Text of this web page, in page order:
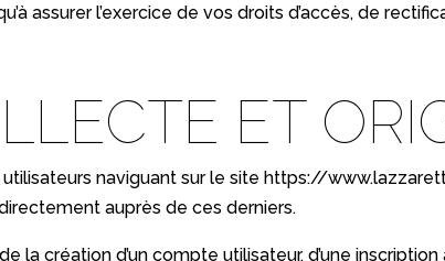
assurer l’exercice de vos droits d’accès, de
ET
naviguant sur le sitehttps://
auprès de ces derniers.
la création d’un compte utilisateur, d’une